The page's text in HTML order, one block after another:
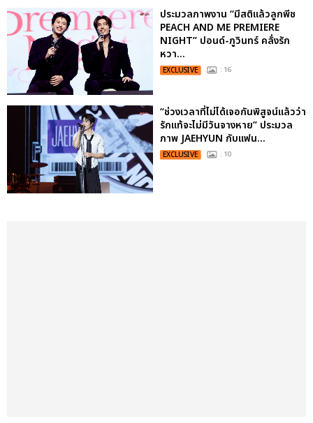
ประมวลภาพงาน “มีสติแล้วลูกพีช
PEACH AND ME PREMIERE
NIGHT” ปอนด์-ภูวินทร์ คลั่งรัก
หวา...
EXCLUSIVE : 16
“ช่วงเวลาที่ไม่ได้เจอกันพิสูจน์แล้วว่า
รักแท้จะไม่มีวันจางหาย” ประมวล
ภาพ JAEHYUN กับแฟน...
EXCLUSIVE : 10